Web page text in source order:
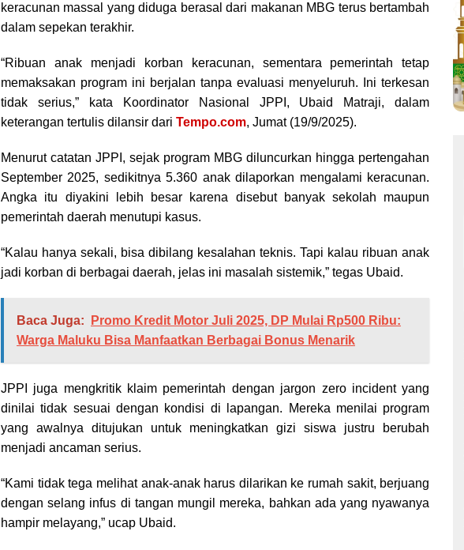
keracunan massal yang diduga berasal dari makanan MBG terus bertambah
dalam sepekan terakhir.
“Ribuan anak menjadi korban keracunan, sementara pemerintah tetap
memaksakan program ini berjalan tanpa evaluasi menyeluruh. Ini terkesan
tidak serius,” kata Koordinator Nasional JPPI, Ubaid Matraji, dalam
keterangan tertulis dilansir dari Tempo.com, Jumat (19/9/2025).
Menurut catatan JPPI, sejak program MBG diluncurkan hingga pertengahan
September 2025, sedikitnya 5.360 anak dilaporkan mengalami keracunan.
Angka itu diyakini lebih besar karena disebut banyak sekolah maupun
pemerintah daerah menutupi kasus.
“Kalau hanya sekali, bisa dibilang kesalahan teknis. Tapi kalau ribuan anak
jadi korban di berbagai daerah, jelas ini masalah sistemik,” tegas Ubaid.
Baca Juga:
Promo Kredit Motor Juli 2025, DP Mulai Rp500 Ribu:
Warga Maluku Bisa Manfaatkan Berbagai Bonus Menarik
JPPI juga mengkritik klaim pemerintah dengan jargon zero incident yang
dinilai tidak sesuai dengan kondisi di lapangan. Mereka menilai program
yang awalnya ditujukan untuk meningkatkan gizi siswa justru berubah
menjadi ancaman serius.
“Kami tidak tega melihat anak-anak harus dilarikan ke rumah sakit, berjuang
dengan selang infus di tangan mungil mereka, bahkan ada yang nyawanya
hampir melayang,” ucap Ubaid.